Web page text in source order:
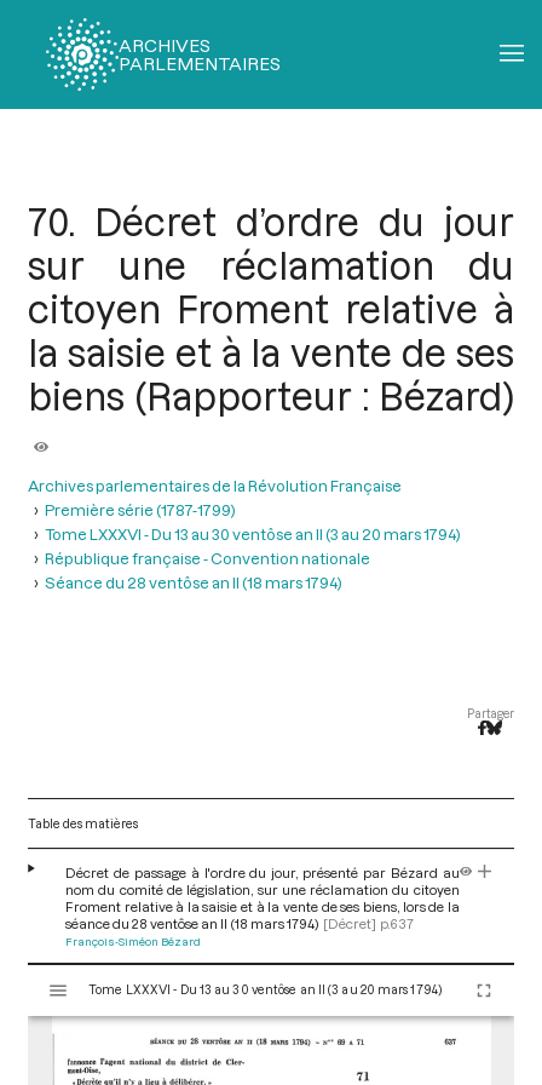
ARCHIVES
PARLEMENTAIRES
70. Décret d’ordre du jour
sur une réclamation du
citoyen Froment relative à
la saisie et à la vente de ses
biens (Rapporteur : Bézard)
Archives parlementaires de la Révolution Française
Première série (1787-1799)
Tome LXXXVI - Du 13 au 30 ventôse an II (3 au 20 mars 1794)
République française - Convention nationale
Séance du 28 ventôse an II (18 mars 1794)
Partager
Table des matières
Décret de passage à l'ordre du jour, présenté par Bézard au
nom du comité de législation, sur une réclamation du citoyen
Froment relative à la saisie et à la vente de ses biens, lors de la
séance du 28 ventôse an II (18 mars 1794) [Décret] p.637
François-Siméon Bézard
s
Tome LXXXVI - Du 13 au 30 ventôse an II (3 au 20 mars 1794)